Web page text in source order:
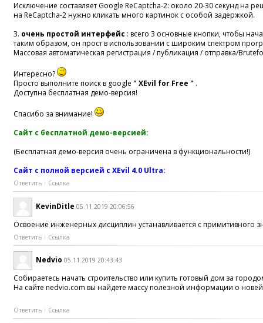
Исключение составляет Google ReCaptcha-2: около 20-30 секунд на
на ReCaptcha-2 нужно кликать много картинок с особой задержкой.
3. очень простой интерфейс : всего 3 основные кнопки, чтобы
таким образом, он прост в использовании с широким спектром
Массовая автоматическая регистрация / публикация / отправка/
Интересно?
Просто выполните поиск в google" XEvil for Free " .
Доступна бесплатная демо-версия!
Спасибо за внимание!
Сайт с бесплатной демо-версией:
(Бесплатная демо-версия очень ограничена в функциональности!)
Сайт с полной версией с XEvil 4.0 Ultra:
Ответить Ссылка
KevinDitle 05.11.2019 20:06:56
Освоение инженерных дисциплин устанавливается с примитивного
Ответить Ссылка
Nedvio 05.11.2019 20:43:43
Собираетесь начать строительство или купить готовый дом за
На сайте nedvio.com вы найдете массу полезной информации о
Ответить Ссылка